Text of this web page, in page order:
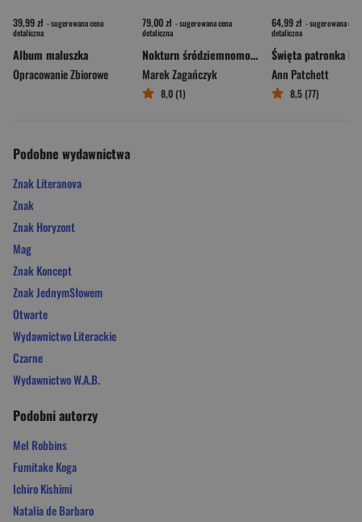
39,99 zł - sugerowana cena
detaliczna
Album maluszka
Opracowanie Zbiorowe
79,00 zł - sugerowana cena
detaliczna
Nokturn śródziemnomorski
Marek Zagańczyk
8,0 (1)
64,99 zł - sugerowana cena
detaliczna
Ann Patchett
8,5 (77)
Podobne wydawnictwa
Znak Literanova
Znak
Znak Horyzont
Mag
Znak Koncept
Znak JednymSłowem
Otwarte
Wydawnictwo Literackie
Czarne
Wydawnictwo W.A.B.
Podobni autorzy
Mel Robbins
Fumitake Koga
Ichiro Kishimi
Natalia de Barbaro